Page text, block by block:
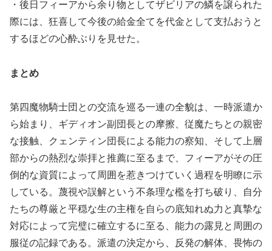
・後日フィーアから余り物としてザビリアの鱗を譲られた
際には、狂喜して今後の給金全てを代金として支払おうと
するほどの心酔ぶりを見せた。
まとめ
第四魔物騎士団との交流を巡る一連の全貌は、一時派遣か
ら始まり、ギディオン副団長との摩擦、従魔たちとの親密
な接触、クェンティン団長による能力の察知、そして上層
部からの熱烈な崇拝と推薦に至るまで、フィーアがその圧
倒的な資質によって周囲を惹きつけていく過程を明瞭に示
している。蔑視や誤解という不条理な檻を打ち破り、自分
たちの尊厳と平穏な生の主権を自らの底知れぬ力と真摯な
対応によって完璧に確立するに至る、能力の露見と周囲の
服従の記録である。派遣の決定から、反発の解体、畏怖の